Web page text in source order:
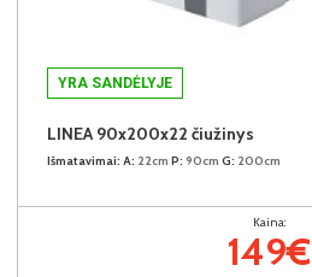
YRA SANDĖLYJE
LINEA 90x200x22 čiužinys
Išmatavimai: A: 22cm P: 90cm G: 200cm
Kaina:
149€